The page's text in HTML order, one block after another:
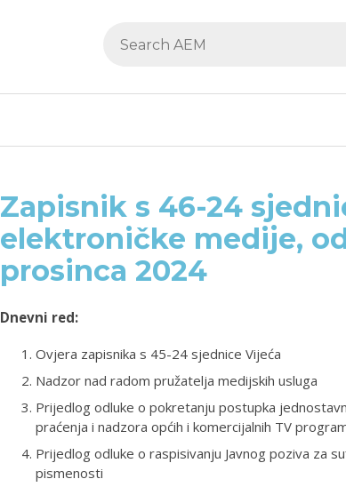
Zapisnik s 46-24
elektroničke medije,
prosinca 2024
Dnevni red:
Ovjera zapisnika s 45-24 sjednice Vijeća
Nadzor nad radom pružatelja medijskih usluga
Prijedlog odluke o pokretanju postupka
praćenja i nadzora općih i komercijalnih TV
Prijedlog odluke o raspisivanju Javnog poziva za
pismenosti